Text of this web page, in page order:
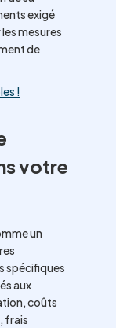
exigé
mesures
de
!
votre
un
spécifiques
aux
coûts
frais